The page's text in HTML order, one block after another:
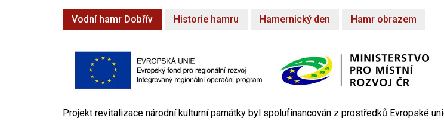
Vodní hamr Dobřív Historie hamru Hamernický den Hamr obrazem
Projekt revitalizace národní kulturní památky byl spolufinancován z prostředků Evropské